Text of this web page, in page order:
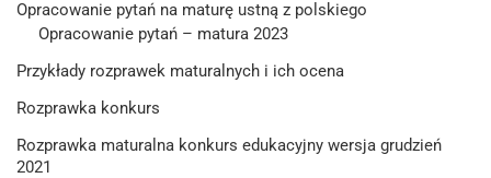
Opracowanie pytań na maturę ustną z polskiego
Opracowanie pytań – matura 2023
Przykłady rozprawek maturalnych i ich ocena
Rozprawka konkurs
Rozprawka maturalna konkurs edukacyjny wersja grudzień
2021